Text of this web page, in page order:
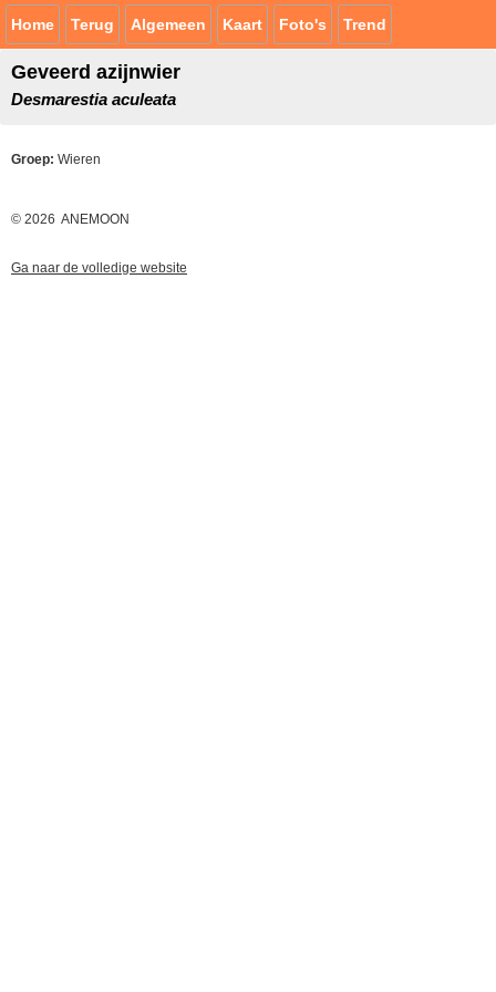
Home Terug Algemeen Kaart Foto's Trend
Geveerd azijnwier
Desmarestia aculeata
Groep: Wieren
© 2026 ANEMOON
Ga naar de volledige website